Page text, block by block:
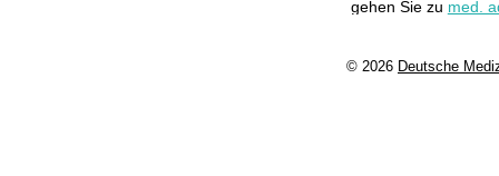
gehen Sie zu med.
© 2026 Deutsche